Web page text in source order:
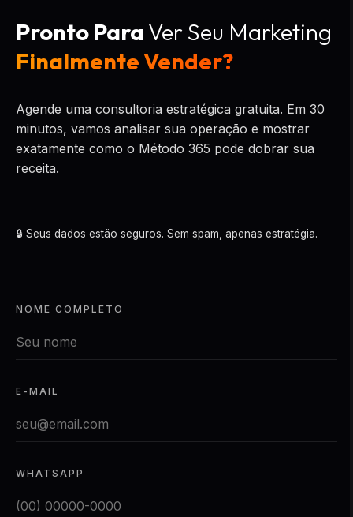
Pronto ParaVer Seu Marketing
Finalmente Vender?
Agende uma consultoria estratégica gratuita. Em 30
minutos, vamos analisar sua operação e mostrar
exatamente como o Método 365 pode dobrar sua
receita.
🔒 Seus dados estão seguros. Sem spam, apenas estratégia.
NOME COMPLETO
E-MAIL
WHATSAPP